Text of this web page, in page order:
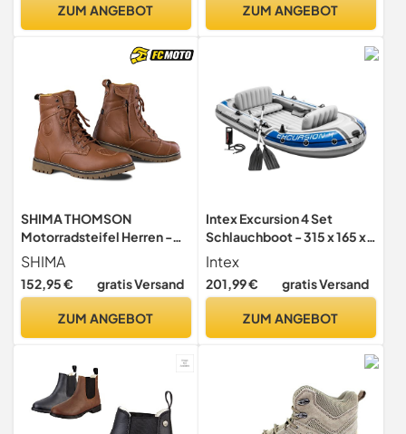
ZUM ANGEBOT ZUM ANGEBOT
SHIMA THOMSON
Motorradsteifel Herren -
Verstärkte Leder
Motorradschuhe mit
Seitlichem Reißverschluss
Sohle (Braun 41)
SHIMA
152,95 € gratis Versand
ZUM ANGEBOT
Intex Excursion 4 Set
Schlauchboot - 315 x 165 x
43 cm - 3-teilig -
Mehrfarbig
Intex
201,99 € gratis Versand
ZUM ANGEBOT